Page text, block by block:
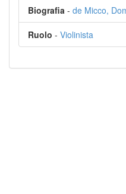
Biografia - de Micco,
Ruolo - Violinista